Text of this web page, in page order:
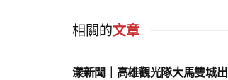
相關的文章
漾新聞｜高雄觀光隊大馬雙城出